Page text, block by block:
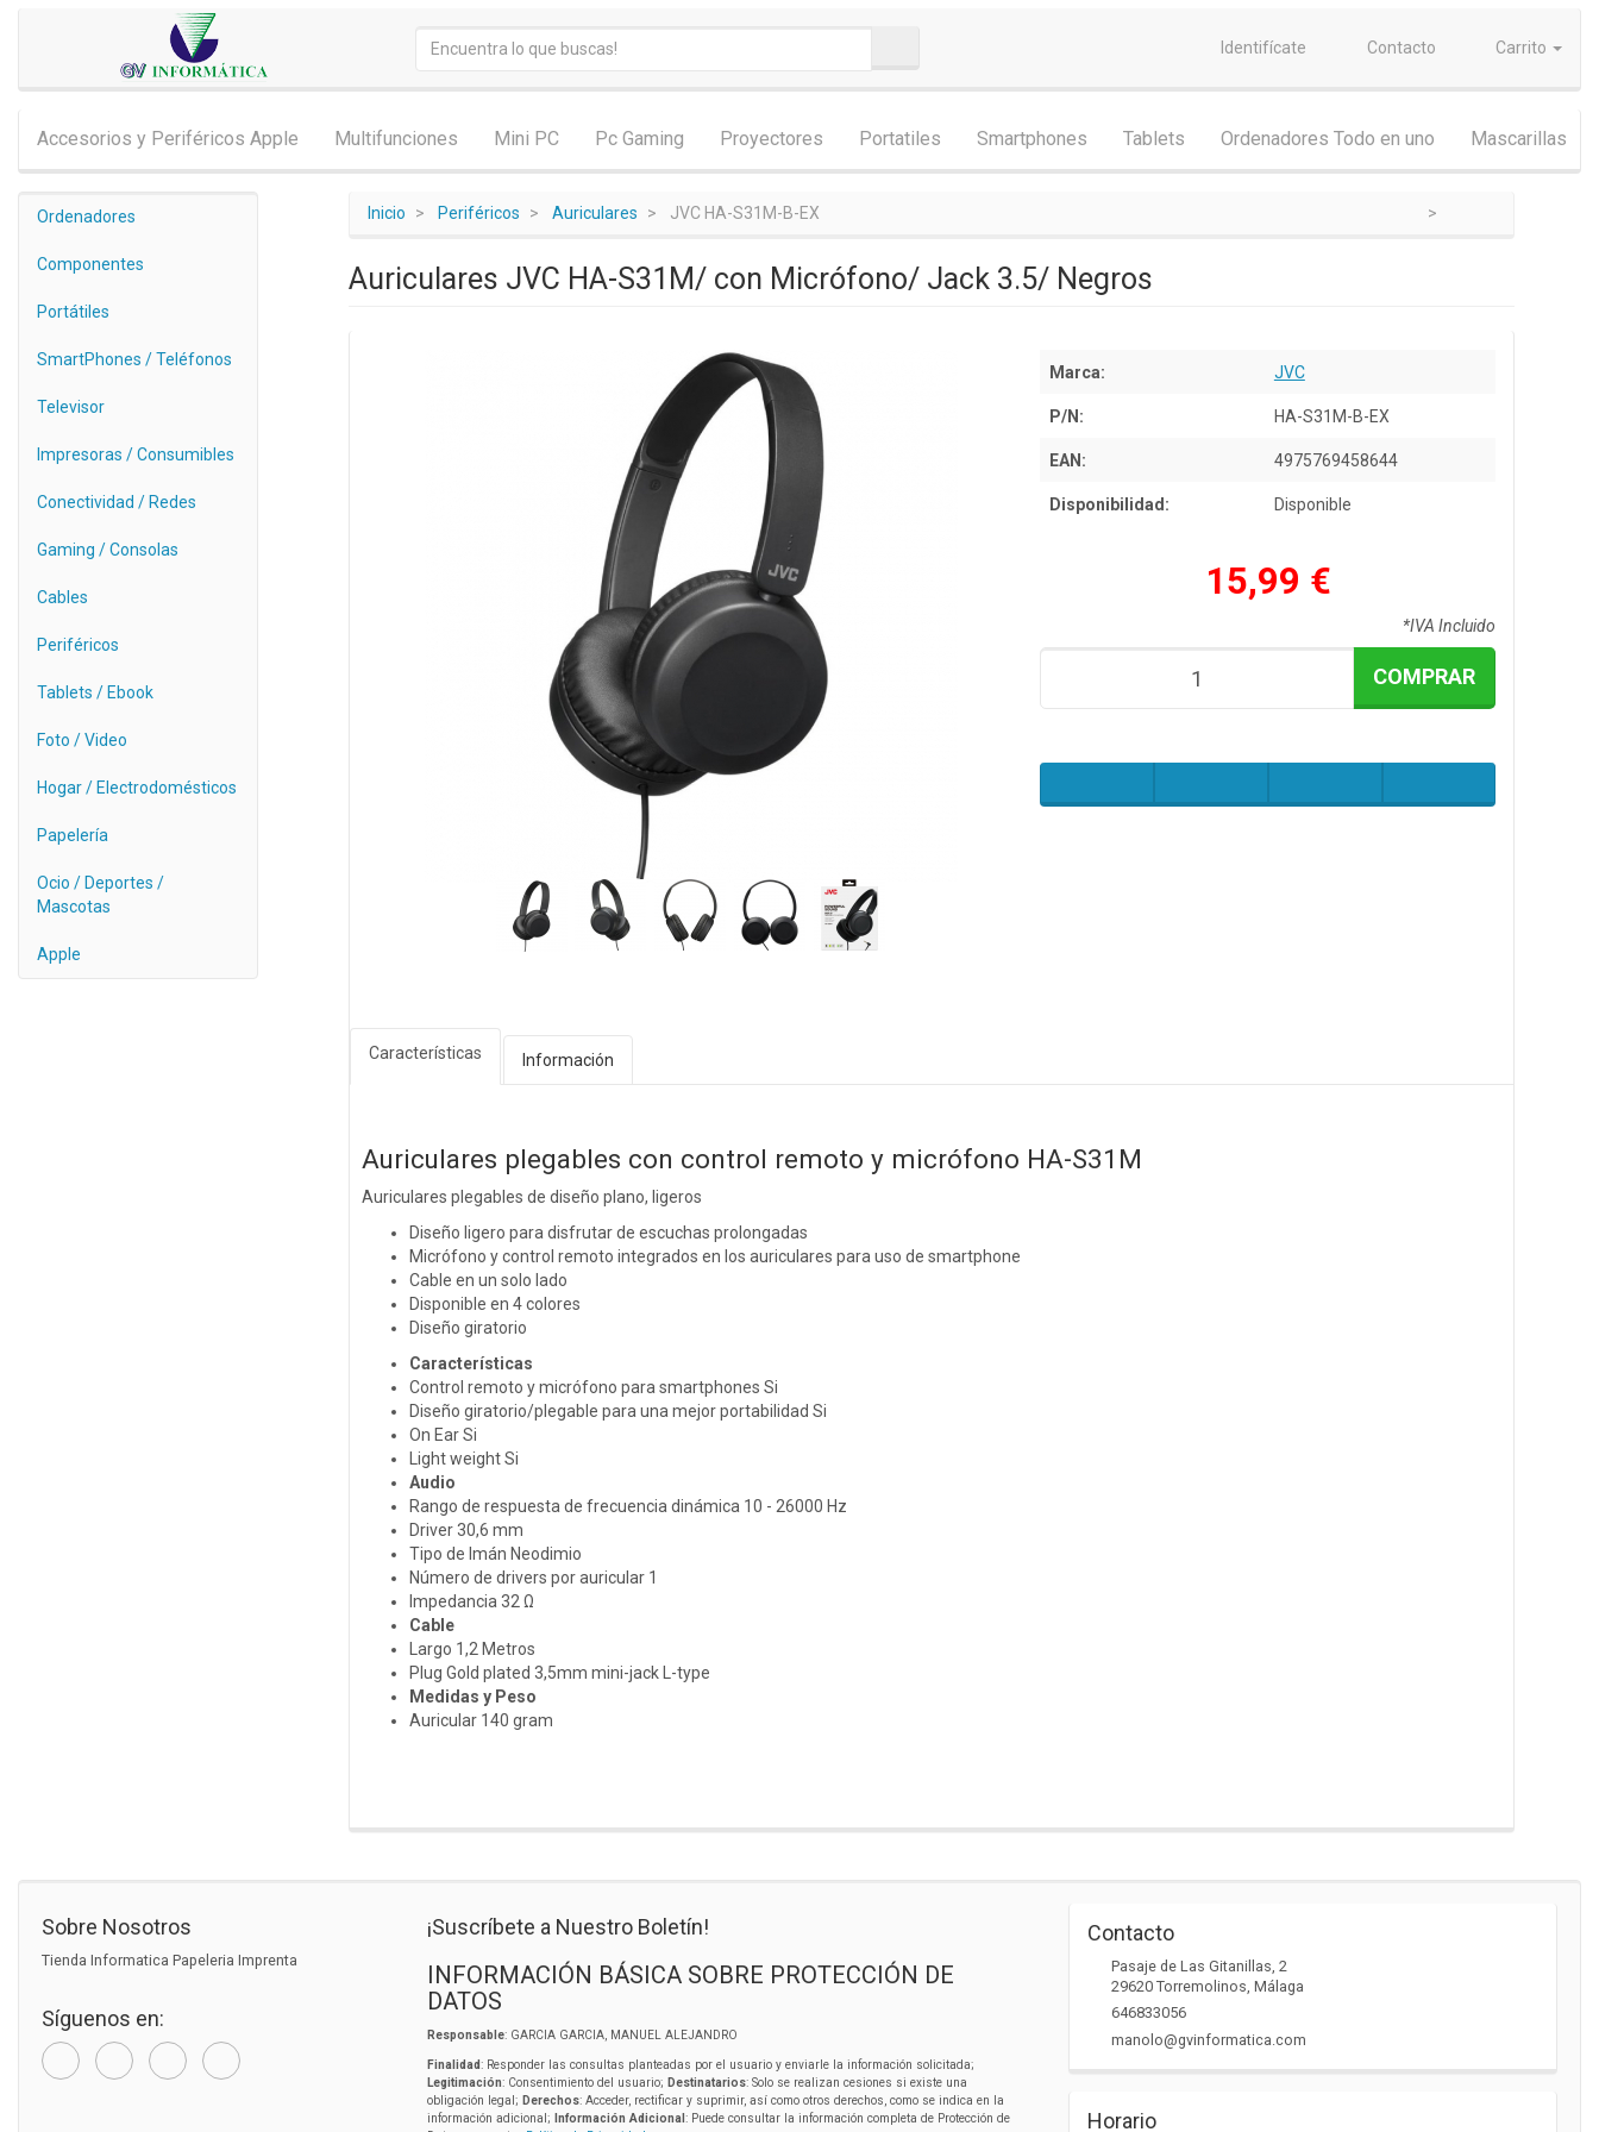
Identifícate Contacto Carrito
Accesorios y Periféricos Apple Multifunciones Mini PC Pc Gaming Proyectores Portatiles Smartphones Tablets Ordenadores Todo en uno Mascarillas
Ordenadores
Componentes
Portátiles
SmartPhones / Teléfonos
Televisor
Impresoras / Consumibles
Conectividad / Redes
Gaming / Consolas
Cables
Periféricos
Tablets / Ebook
Foto / Video
Hogar / Electrodomésticos
Papelería
Ocio / Deportes /
Mascotas
Apple
Inicio Periféricos Auriculares JVC HA-S31M-B-EX
Auriculares JVC HA-S31M/ con Micrófono/ Jack 3.5/ Negros
Marca: JVC
P/N: HA-S31M-B-EX
EAN: 4975769458644
Disponibilidad: Disponible
15,99 €
*IVA Incluido
COMPRAR
Características Información
Auriculares plegables con control remoto y micrófono HA-S31M
Auriculares plegables de diseño plano, ligeros
Diseño ligero para disfrutar de escuchas prolongadas
Micrófono y control remoto integrados en los auriculares para uso de smartphone
Cable en un solo lado
Disponible en 4 colores
Diseño giratorio
Características
Control remoto y micrófono para smartphones Si
Diseño giratorio/plegable para una mejor portabilidad Si
On Ear Si
Light weight Si
Audio
Rango de respuesta de frecuencia dinámica 10 - 26000 Hz
Driver 30,6 mm
Tipo de Imán Neodimio
Número de drivers por auricular 1
Impedancia 32 Ω
Cable
Largo 1,2 Metros
Plug Gold plated 3,5mm mini-jack L-type
Medidas y Peso
Auricular 140 gram
Sobre Nosotros
Tienda Informatica Papeleria Imprenta
Síguenos en:
¡Suscríbete a Nuestro Boletín!
INFORMACIÓN BÁSICA SOBRE PROTECCIÓN DE
DATOS
Responsable: GARCIA GARCIA, MANUEL ALEJANDRO
Finalidad: Responder las consultas planteadas por el usuario y enviarle la información solicitada;
Legitimación: Consentimiento del usuario; Destinatarios: Solo se realizan cesiones si existe una
obligación legal; Derechos: Acceder, rectificar y suprimir, así como otros derechos, como se indica en la
información adicional;
Información Adicional : Puede consultar la información completa de Protección de
Contacto
Pasaje de Las Gitanillas, 2
29620 Torremolinos, Málaga
646833056
manolo@gvinformatica.com
Horario